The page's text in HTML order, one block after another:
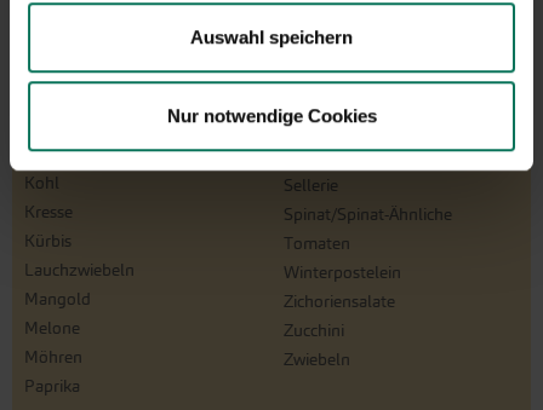
Auswahl speichern
Nur notwendige Cookies
Catalogna
Erbsen
Knollenfenchel
Kohl
Kresse
Kürbis
Lauchzwiebeln
Mangold
Melone
Möhren
Paprika
Rettich
Rote Bete
Rüben
Salat
Schwarz-/Haferwurzel
Sellerie
Spinat/Spinat-Ähnliche
Tomaten
Winterpostelein
Zichoriensalate
Zucchini
Zwiebeln